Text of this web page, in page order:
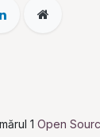
1 Open